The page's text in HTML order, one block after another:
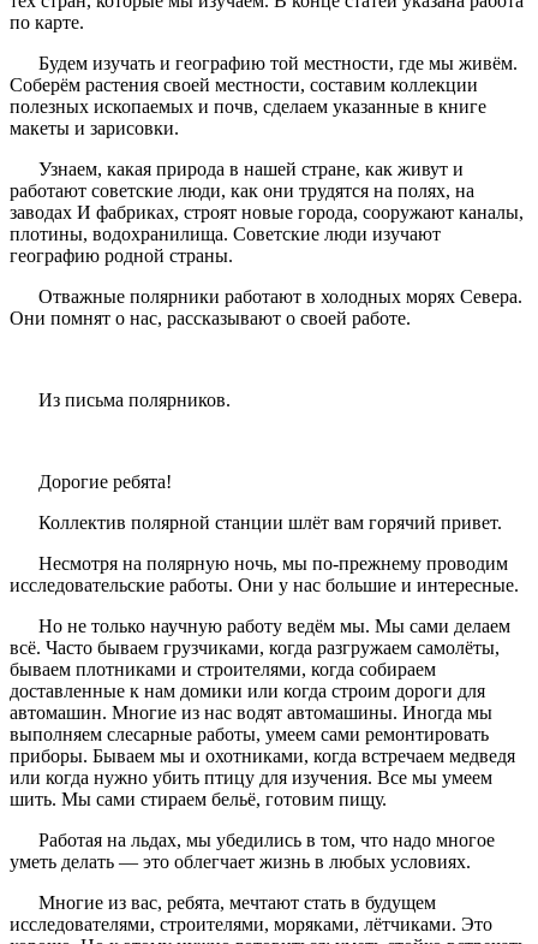
по карте.
Будем изучать и географию той местности, где мы живём.
Соберём растения своей местности, составим коллекции
полезных ископаемых и почв, сделаем указанные в книге
макеты и зарисовки.
Узнаем, какая природа в нашей стране, как живут и
работают советские люди, как они трудятся на полях, на
заводах И фабриках, строят новые города, сооружают каналы,
плотины, водохранилища. Советские люди изучают
географию родной страны.
Отважные полярники работают в холодных морях Севера.
Они помнят о нас, рассказывают о своей работе.
Из письма полярников.
Дорогие ребята!
Коллектив полярной станции шлёт вам горячий привет.
Несмотря на полярную ночь, мы по-прежнему проводим
исследовательские работы. Они у нас большие и интересные.
Но не только научную работу ведём мы. Мы сами делаем
всё. Часто бываем грузчиками, когда разгружаем самолёты,
бываем плотниками и строителями, когда собираем
доставленные к нам домики или когда строим дороги для
автомашин. Многие из нас водят автомашины. Иногда мы
выполняем слесарные работы, умеем сами ремонтировать
приборы. Бываем мы и охотниками, когда встречаем медведя
или когда нужно убить птицу для изучения. Все мы умеем
шить. Мы сами стираем бельё, готовим пищу.
Работая на льдах, мы убедились в том, что надо многое
уметь делать — это облегчает жизнь в любых условиях.
Многие из вас, ребята, мечтают стать в будущем
исследователями, строителями, моряками, лётчиками. Это